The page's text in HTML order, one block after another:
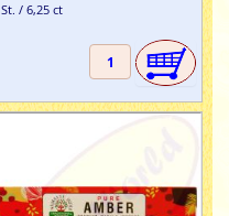
/ 6,25 ct